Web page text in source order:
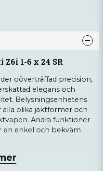
1-6 x 24 SR
oöverträffad precision,
elegans och
Belysningsenhetens
olika jaktformer och
Andra funktioner
en enkel och bekväm
för drevjakt - Stort